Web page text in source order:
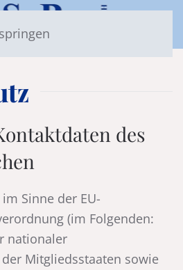
des
Sinne der EU-
(im Folgenden:
nationaler
Mitgliedsstaaten sowie